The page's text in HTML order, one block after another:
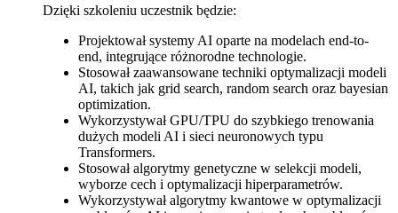
Dzięki szkoleniu uczestnik będzie:
Projektował systemy AI oparte na modelach end-to-
end, integrujące różnorodne technologie.
Stosował zaawansowane techniki optymalizacji modeli
AI, takich jak grid search, random search oraz bayesian
optimization.
Wykorzystywał GPU/TPU do szybkiego trenowania
dużych modeli AI i sieci neuronowych typu
Transformers.
Stosował algorytmy genetyczne w selekcji modeli,
wyborze cech i optymalizacji hiperparametrów.
Wykorzystywał algorytmy kwantowe w optymalizacji